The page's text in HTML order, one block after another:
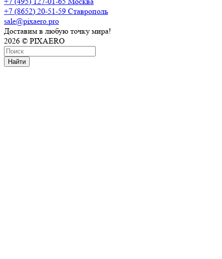
+7 (8652) 20-51-59 Ставрополь
sale@pixaero.pro
Доставим в любую точку мира!
2026 © PIXAERO
Найти